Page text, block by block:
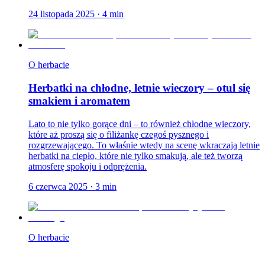
24 listopada 2025 · 4 min
O herbacie
Herbatki na chłodne, letnie wieczory – otul się
smakiem i aromatem
Lato to nie tylko gorące dni – to również chłodne wieczory,
które aż proszą się o filiżankę czegoś pysznego i
rozgrzewającego. To właśnie wtedy na scenę wkraczają letnie
herbatki na ciepło, które nie tylko smakują, ale też tworzą
atmosferę spokoju i odprężenia.
6 czerwca 2025 · 3 min
O herbacie